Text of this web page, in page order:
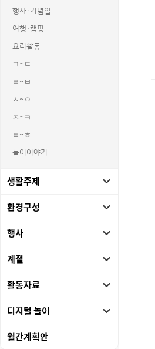
행사·기념일
여행·캠핑
요리활동
ㄱ~ㄷ
ㄹ~ㅂ
ㅅ~ㅇ
ㅈ~ㅋ
ㅌ~ㅎ
놀이이야기
생활주제
환경구성
행사
계절
활동자료
디지털 놀이
월간계획안